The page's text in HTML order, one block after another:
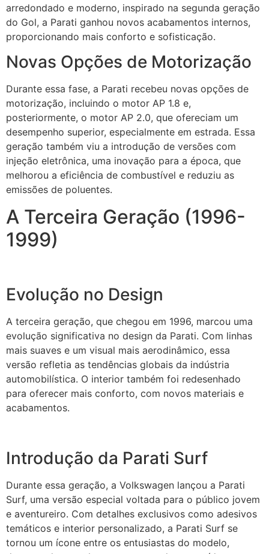
arredondado e moderno, inspirado na segunda geração
do Gol, a Parati ganhou novos acabamentos internos,
proporcionando mais conforto e sofisticação.
Novas Opções de Motorização
Durante essa fase, a Parati recebeu novas opções de
motorização, incluindo o motor AP 1.8 e,
posteriormente, o motor AP 2.0, que ofereciam um
desempenho superior, especialmente em estrada. Essa
geração também viu a introdução de versões com
injeção eletrônica, uma inovação para a época, que
melhorou a eficiência de combustível e reduziu as
emissões de poluentes.
A Terceira Geração (1996-
1999)
Evolução no Design
A terceira geração, que chegou em 1996, marcou uma
evolução significativa no design da Parati. Com linhas
mais suaves e um visual mais aerodinâmico, essa
versão refletia as tendências globais da indústria
automobilística. O interior também foi redesenhado
para oferecer mais conforto, com novos materiais e
acabamentos.
Introdução da Parati Surf
Durante essa geração, a Volkswagen lançou a Parati
Surf, uma versão especial voltada para o público jovem
e aventureiro. Com detalhes exclusivos como adesivos
temáticos e interior personalizado, a Parati Surf se
tornou um ícone entre os entusiastas do modelo,